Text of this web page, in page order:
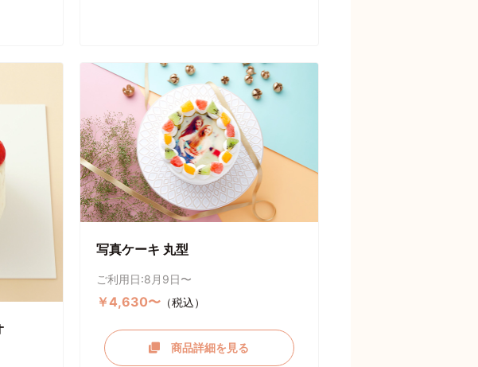
写真ケーキ 丸型
ご利用日:8月9日〜
￥4,630〜（税込）
商品詳細を見る